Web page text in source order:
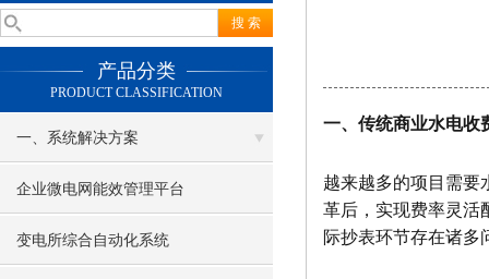
产品分类
PRODUCT CLASSIFICATION
一、系统解决方案
企业微电网能效管理平台
变电所综合自动化系统
一、传统商业水电收
越来越多的项目需要
⾰后，实现费率灵活
际抄表环节存在诸多